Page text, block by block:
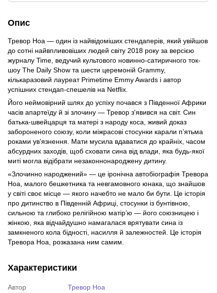
Опис
Тревор Ноа — один із найвідоміших стендаперів, який увійшов
до сотні найвпливовіших людей світу 2018 року за версією
журналу Time, ведучий культового новинно-сатиричного ток-
шоу The Daily Show та шести церемоній Grammy,
кількаразовий лауреат Primetime Emmy Awards і автор
успішних стендап-спешелів на Netflix.
Його неймовірний шлях до успіху почався з Південної Африки
часів апартеїду й зі злочину — Тревор з'явився на світ. Син
батька-швейцарця та матері з народу коса, живий доказ
забороненого союзу, коли міжрасові стосунки карали п’ятьма
роками ув’язнення. Мати мусила вдаватися до крайніх, часом
абсурдних заходів, щоб сховати сина від влади, яка будь-якої
миті могла відібрати незаконнонароджену дитину.
«Злочинно народжений» — це іронічна автобіографія Тревора
Ноа, малого бешкетника та невгамовного юнака, що знайшов
у світі своє місце — якого начебто не мало би бути. Це історія
про дитинство в Південній Африці, стосунки із бунтівною,
сильною та глибоко релігійною матір’ю — його союзницею і
жінкою, яка відчайдушно намагалася врятувати сина із
замкненого кола бідності, насилля й залежностей. Це історія
Тревора Ноа, розказана ним самим.
Характеристики
Автор
Тревор Ноа